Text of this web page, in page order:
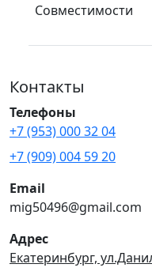
Совместимости
Контакты
Телефоны
+7 (953) 000 32 04
+7 (909) 004 59 20
Email
mig50496@gmail.com
Адрес
Екатеринбург,